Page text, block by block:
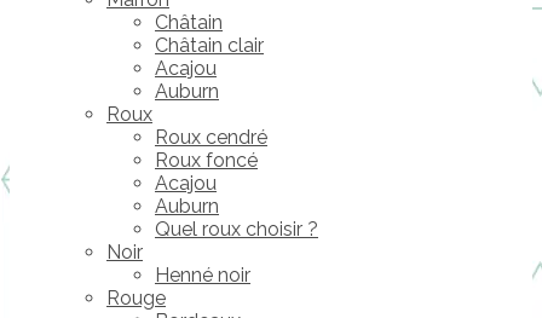
Châtain
Châtain clair
Acajou
Auburn
Roux
Roux cendré
Roux foncé
Acajou
Auburn
Quel roux choisir ?
Noir
Henné noir
Rouge